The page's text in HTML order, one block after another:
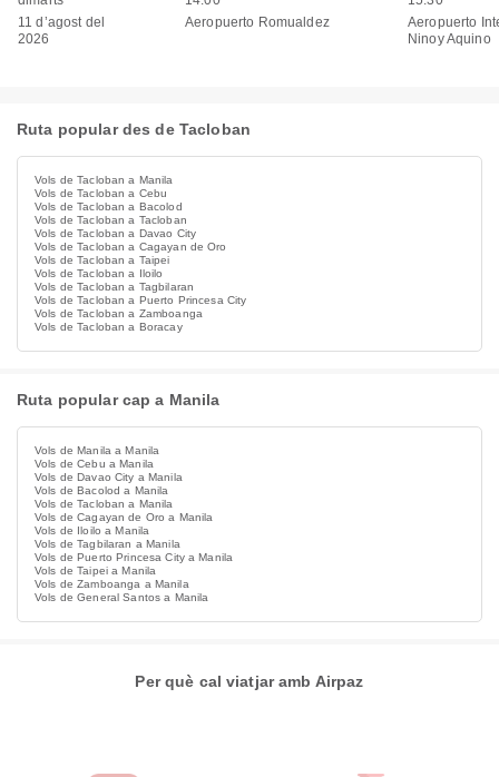
11 d’agost del
2026
Aeropuerto Romualdez
Aeropuerto
Ninoy Aquino
Ruta popular des de Tacloban
Vols de Tacloban a Manila
Vols de Tacloban a Cebu
Vols de Tacloban a Bacolod
Vols de Tacloban a Tacloban
Vols de Tacloban a Davao City
Vols de Tacloban a Cagayan de Oro
Vols de Tacloban a Taipei
Vols de Tacloban a Iloilo
Vols de Tacloban a Tagbilaran
Vols de Tacloban a Puerto Princesa City
Vols de Tacloban a Zamboanga
Vols de Tacloban a Boracay
Ruta popular cap a Manila
Vols de Manila a Manila
Vols de Cebu a Manila
Vols de Davao City a Manila
Vols de Bacolod a Manila
Vols de Tacloban a Manila
Vols de Cagayan de Oro a Manila
Vols de Iloilo a Manila
Vols de Tagbilaran a Manila
Vols de Puerto Princesa City a Manila
Vols de Taipei a Manila
Vols de Zamboanga a Manila
Vols de General Santos a Manila
Per què cal viatjar amb Airpaz